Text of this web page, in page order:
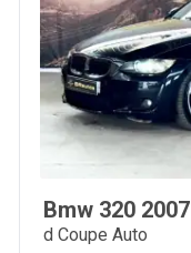
Bmw 320 2007
d Coupe Auto